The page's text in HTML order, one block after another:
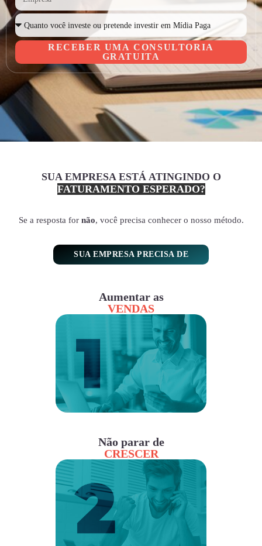
RECEBER UMA CONSULTORIA
GRATUITA
SUA EMPRESA ESTÁ ATINGINDO O
FATURAMENTO ESPERADO?
Se a resposta for não, você precisa conhecer o nosso método.
SUA EMPRESA PRECISA DE
Aumentar as
VENDAS
Não parar de
CRESCER